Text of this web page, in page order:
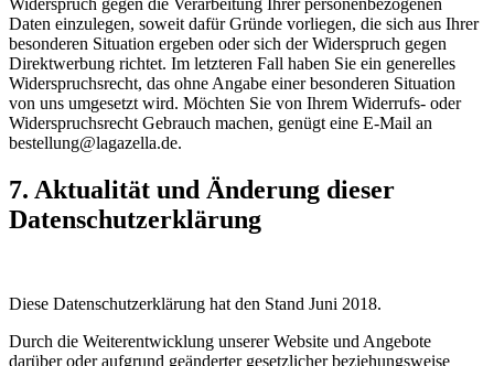
Widerspruch gegen die Verarbeitung Ihrer personenbezogenen
Daten einzulegen, soweit dafür Gründe vorliegen, die sich aus Ihrer
besonderen Situation ergeben oder sich der Widerspruch gegen
Direktwerbung richtet. Im letzteren Fall haben Sie ein generelles
Widerspruchsrecht, das ohne Angabe einer besonderen Situation
von uns umgesetzt wird. Möchten Sie von Ihrem Widerrufs- oder
Widerspruchsrecht Gebrauch machen, genügt eine E-Mail an
bestellung@lagazella.de.
7. Aktualität und Änderung dieser
Datenschutzerklärung
Diese Datenschutzerklärung hat den Stand Juni 2018.
Durch die Weiterentwicklung unserer Website und Angebote
darüber oder aufgrund geänderter gesetzlicher beziehungsweise